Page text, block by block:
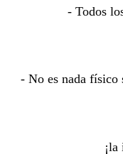
- Todos
- No es nada físico